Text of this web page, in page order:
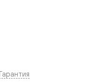
Гарантия